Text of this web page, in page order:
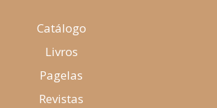
Catálogo
Livros
Pagelas
Revistas